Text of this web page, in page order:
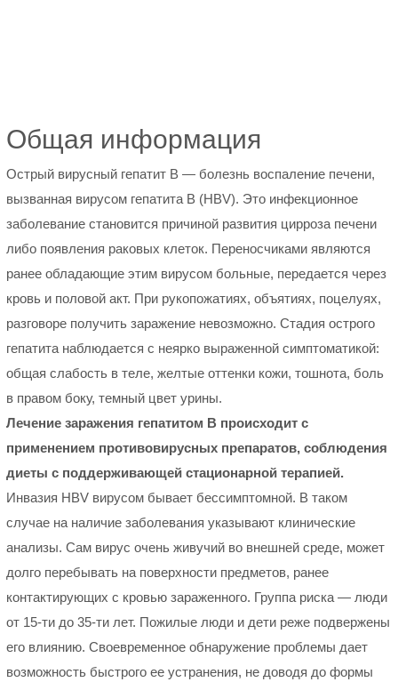
Общая информация
Острый вирусный гепатит В — болезнь воспаление печени,
вызванная вирусом гепатита В (HBV). Это инфекционное
заболевание становится причиной развития цирроза печени
либо появления раковых клеток. Переносчиками являются
ранее обладающие этим вирусом больные, передается через
кровь и половой акт. При рукопожатиях, объятиях, поцелуях,
разговоре получить заражение невозможно. Стадия острого
гепатита наблюдается с неярко выраженной симптоматикой:
общая слабость в теле, желтые оттенки кожи, тошнота, боль
в правом боку, темный цвет урины.
Лечение заражения гепатитом В происходит с
применением противовирусных препаратов, соблюдения
диеты с поддерживающей стационарной терапией.
Инвазия HBV вирусом бывает бессимптомной. В таком
случае на наличие заболевания указывают клинические
анализы. Сам вирус очень живучий во внешней среде, может
долго перебывать на поверхности предметов, ранее
контактирующих с кровью зараженного. Группа риска — люди
от 15-ти до 35-ти лет. Пожилые люди и дети реже подвержены
его влиянию. Своевременное обнаружение проблемы дает
возможность быстрого ее устранения, не доводя до формы